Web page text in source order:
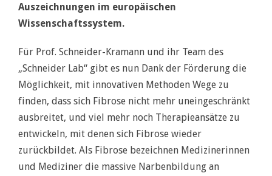
Auszeichnungen im europäischen
Wissenschaftssystem.
Für Prof. Schneider-Kramann und ihr Team des
„Schneider Lab“ gibt es nun Dank der Förderung die
Möglichkeit, mit innovativen Methoden Wege zu
finden, dass sich Fibrose nicht mehr uneingeschränkt
ausbreitet, und viel mehr noch Therapieansätze zu
entwickeln, mit denen sich Fibrose wieder
zurückbildet. Als Fibrose bezeichnen Medizinerinnen
und Mediziner die massive Narbenbildung an